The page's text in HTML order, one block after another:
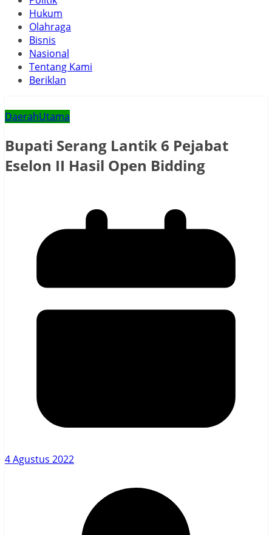
Hukum
Olahraga
Bisnis
Nasional
Tentang Kami
Beriklan
DaerahUtama
Bupati Serang Lantik 6 Pejabat
Eselon II Hasil Open Bidding
4 Agustus 2022